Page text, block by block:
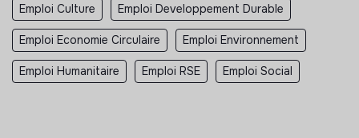
Emploi Culture Emploi Developpement Durable
Emploi Economie Circulaire Emploi Environnement
Emploi Humanitaire Emploi RSE Emploi Social